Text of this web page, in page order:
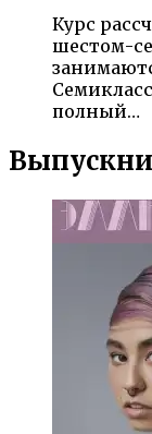
Курс
шестом-
полный…